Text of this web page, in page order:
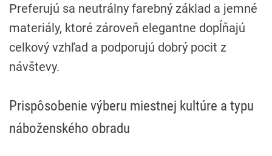
Preferujú sa neutrálny farebný základ a jemné
materiály, ktoré zároveň elegantne dopĺňajú
celkový vzhľad a podporujú dobrý pocit z
návštevy.
Prispôsobenie výberu miestnej kultúre a typu
náboženského obradu